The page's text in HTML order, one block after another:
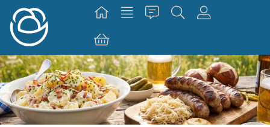
Skip
content